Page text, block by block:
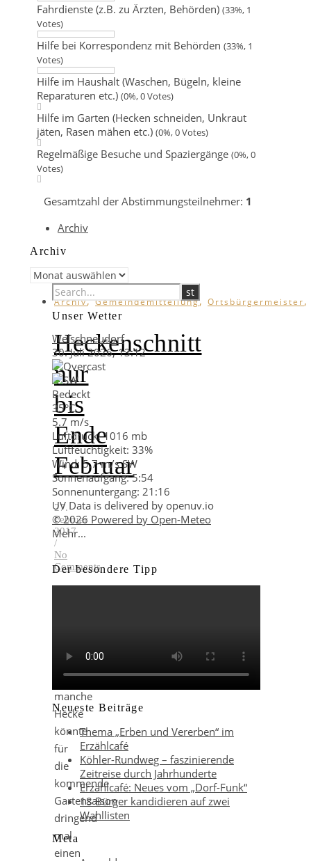
Fahrdienste (z.B. zu Ärzten, Behörden) (33%, 1
Votes)
Hilfe bei Korrespondenz mit Behörden (33%, 1
Votes)
Hilfe im Haushalt (Waschen, Bügeln, kleine
Reparaturen etc.) (0%, 0 Votes)
Hilfe im Garten (Hecken schneiden, Unkraut
jäten, Rasen mähen etc.) (0%, 0 Votes)
Regelmäßige Besuche und Spaziergänge (0%, 0
Votes)
Gesamtzahl der Abstimmungsteilnehmer: 1
Archiv
Archiv
Archiv
Archiv,Gemeindemitteilung, Ortsbürgermeister
Heckenschnitt
nur
bis
Ende
Februar
27.
Februar
2017
/
No
Comments
K
Kanten:
So
manche
Hecke
könnte
für
die
kommende
Gartensaison
dringend
mal
einen
Unser Wetter
Welschneudorf
30. Juli 2026, 13:12
Bedeckt
35°C
5.7 m/s
Luftdruck: 1016 mb
Luftfeuchtigkeit: 33%
Wind: 5.7 m/s SW
Sonnenaufgang: 5:54
Sonnenuntergang: 21:16
UV Data is delivered by openuv.io
© 2026 Powered by Open-Meteo
Mehr...
Der besondere Tipp
Neueste Beiträge
Thema „Erben und Vererben“ im
Erzählcafé
Köhler-Rundweg – faszinierende
Zeitreise durch Jahrhunderte
Erzählcafé: Neues vom „Dorf-Funk“
18 Bürger kandidieren auf zwei
Wahllisten
Meta